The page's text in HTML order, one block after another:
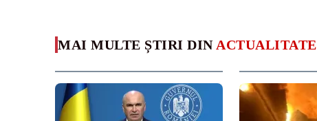
MAI MULTE ȘTIRI DIN ACTUALITATE